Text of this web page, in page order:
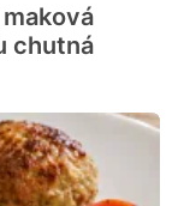
chutná